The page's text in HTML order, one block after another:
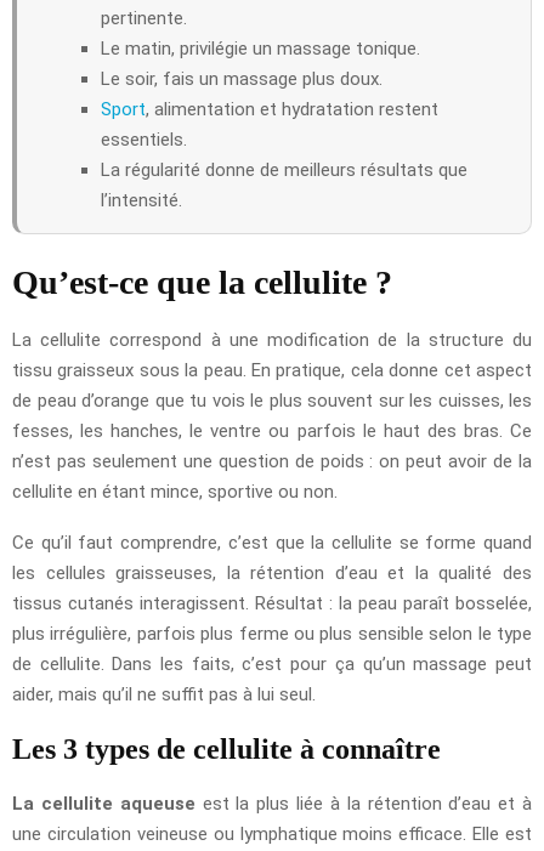
pertinente.
Le matin, privilégie un massage tonique.
Le soir, fais un massage plus doux.
Sport, alimentation et hydratation restent
essentiels.
La régularité donne de meilleurs résultats que
l’intensité.
Qu’est-ce que la cellulite ?
La cellulite correspond à une modification de la structure du
tissu graisseux sous la peau. En pratique, cela donne cet aspect
de peau d’orange que tu vois le plus souvent sur les cuisses, les
fesses, les hanches, le ventre ou parfois le haut des bras. Ce
n’est pas seulement une question de poids : on peut avoir de la
cellulite en étant mince, sportive ou non.
Ce qu’il faut comprendre, c’est que la cellulite se forme quand
les cellules graisseuses, la rétention d’eau et la qualité des
tissus cutanés interagissent. Résultat : la peau paraît bosselée,
plus irrégulière, parfois plus ferme ou plus sensible selon le type
de cellulite. Dans les faits, c’est pour ça qu’un massage peut
aider, mais qu’il ne suffit pas à lui seul.
Les 3 types de cellulite à connaître
La cellulite aqueuse est la plus liée à la rétention d’eau et à
une circulation veineuse ou lymphatique moins efficace. Elle est